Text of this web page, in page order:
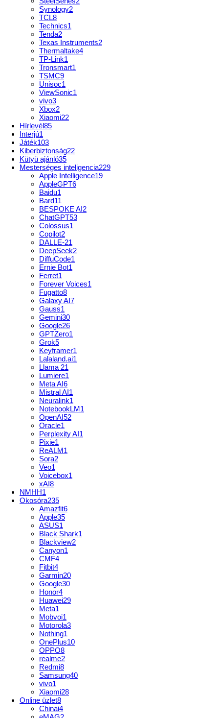
Synology2
TCL8
Technics1
Tenda2
Texas Instruments2
Thermaltake4
TP-Link1
Tronsmart1
TSMC9
Unisoc1
ViewSonic1
vivo3
Xbox2
Xiaomi22
Hírlevél85
Interjú1
Játék103
Kiberbiztonság22
Kütyü ajánló35
Mesterséges inteligencia229
Apple Intelligence19
AppleGPT6
Baidu1
Bard11
BESPOKE AI2
ChatGPT53
Colossus1
Copilot2
DALLE-21
DeepSeek2
DiffuCode1
Ernie Bot1
Ferret1
Forever Voices1
Fugatto8
Galaxy AI7
Gauss1
Gemini30
Google26
GPTZero1
Grok5
Keyframer1
Lalaland.ai1
Llama 21
Lumiere1
Meta AI6
Mistral AI1
Neuralink1
NotebookLM1
OpenAI52
Oracle1
Perplexity AI1
Pixie1
ReALM1
Sora2
Veo1
Voicebox1
xAI8
NMHH1
Okosóra235
Amazfit6
Apple35
ASUS1
Black Shark1
Blackview2
Canyon1
CMF4
Fitbit4
Garmin20
Google30
Honor4
Huawei29
Meta1
Mobvoi1
Motorola3
Nothing1
OnePlus10
OPPO8
realme2
Redmi8
Samsung40
vivo1
Xiaomi28
Online üzlet8
Chinai4